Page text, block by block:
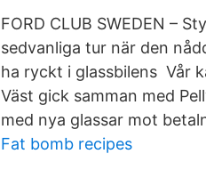
FORD CLUB SWEDEN –
sedvanliga tur när den
ha ryckt i glassbilens Vår
Väst gick samman med
med nya glassar mot
Fat bomb recipes